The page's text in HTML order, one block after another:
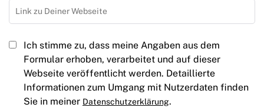
Ich stimme zu, dass meine Angaben aus dem
Formular erhoben, verarbeitet und auf dieser
Webseite veröffentlicht werden. Detaillierte
Informationen zum Umgang mit Nutzerdaten finden
Sie in meiner Datenschutzerklärung.